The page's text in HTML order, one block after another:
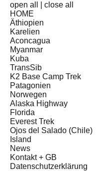
open all
close all
HOME
Äthiopien
Karelien
Aconcagua
Myanmar
Kuba
TransSib
K2 Base Camp Trek
Patagonien
Norwegen
Alaska Highway
Florida
Everest Trek
Ojos del Salado (Chile)
Island
News
Kontakt + GB
Datenschutzerklärung